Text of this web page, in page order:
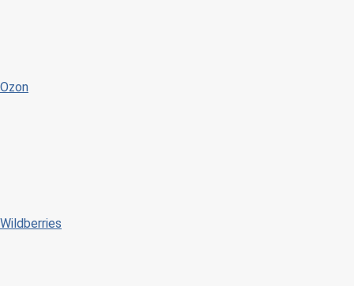
Ozon
Wildberries